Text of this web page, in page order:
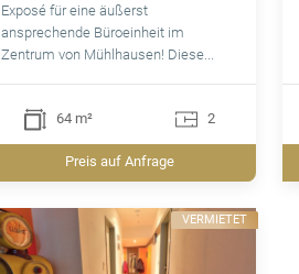
Exposé für eine äußerst
ansprechende Büroeinheit im
Zentrum von Mühlhausen! Diese...
64 m² 2
Preis auf Anfrage
VERMIETET